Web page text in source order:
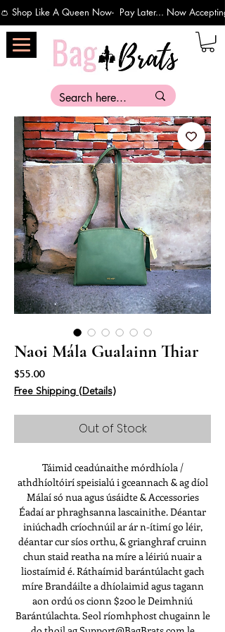
👛 Shop Like A Queen Now-  Pay Later... Now
Naoi Mála Gualainn Thiar
$55.00Price
Free Shipping (Details)
Out of Stock
Táimid ceadúnaithe mórdhíola /
athdhíoltóirí speisialú i gceannach & ag díol
Málaí só nua agus úsáidte & Accessories
Éadaí ar phraghsanna lascainithe. Déantar
iniúchadh críochnúil ar ár n-ítimí go léir,
déantar cur síos orthu, & grianghraf cruinn
chun staid reatha na míre a léiriú nuair a
liostaímid é. Ráthaímid barántúlacht gach
míre Brandáilte a dhíolaimid agus tagann
aon ordú os cionn $200 le Deimhniú
Barántúlachta. Seol ríomhphost chugainn le